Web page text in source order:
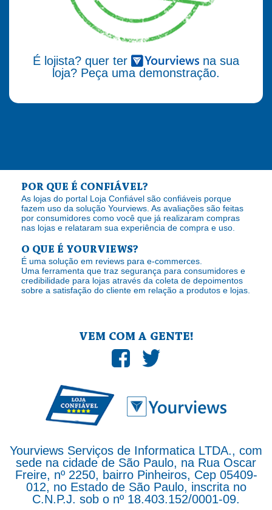
É lojista? quer ter
na sua
loja? Peça uma demonstração.
POR QUE É CONFIÁVEL?
As lojas do portal Loja Confiável são confiáveis porque
fazem uso da solução Yourviews. As avaliações são feitas
por consumidores como você que já realizaram compras
nas lojas e relataram sua experiência de compra e uso.
O QUE É YOURVIEWS?
É uma solução em reviews para e-commerces.
Uma ferramenta que traz segurança para consumidores e
credibilidade para lojas através da coleta de depoimentos
sobre a satisfação do cliente em relação a produtos e lojas.
VEM COM A GENTE!
Yourviews Serviços de Informatica LTDA., com
sede na cidade de São Paulo, na Rua Oscar
Freire, nº 2250, bairro Pinheiros, Cep 05409-
012, no Estado de São Paulo, inscrita no
C.N.P.J. sob o nº 18.403.152/0001-09.